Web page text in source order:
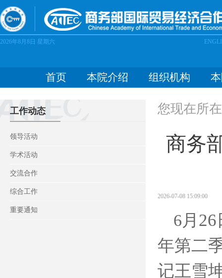
2026年8月8日 星期六
首页 本院介绍 组织机构
工作动态
领导活动
学术活动
交流合作
综合工作
重要通知
您现在所
商务
2026-07-08 15:09:00
6月 26
年第二
记王雪